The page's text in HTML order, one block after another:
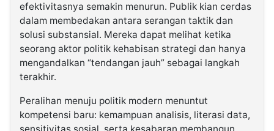
efektivitasnya semakin menurun. Publik kian cerdas
dalam membedakan antara serangan taktik dan
solusi substansial. Mereka dapat melihat ketika
seorang aktor politik kehabisan strategi dan hanya
mengandalkan “tendangan jauh” sebagai langkah
terakhir.
Peralihan menuju politik modern menuntut
kompetensi baru: kemampuan analisis, literasi data,